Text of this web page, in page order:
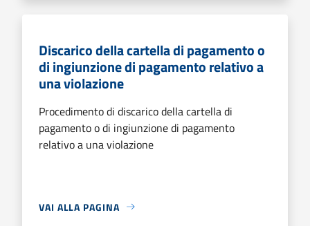
Discarico della cartella di pagamento o
di ingiunzione di pagamento relativo a
una violazione
Procedimento di discarico della cartella di
pagamento o di ingiunzione di pagamento
relativo a una violazione
VAI ALLA PAGINA